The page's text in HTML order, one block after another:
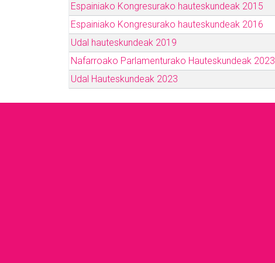
Espainiako Kongresurako hauteskundeak 2015
Espainiako Kongresurako hauteskundeak 2016
Udal hauteskundeak 2019
Nafarroako Parlamenturako Hauteskundeak 2023
Udal Hauteskundeak 2023